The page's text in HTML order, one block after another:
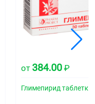
от 384.00 ₽
Глимепирид